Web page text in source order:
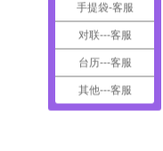
手提袋-客服
对联---客服
台历---客服
其他---客服